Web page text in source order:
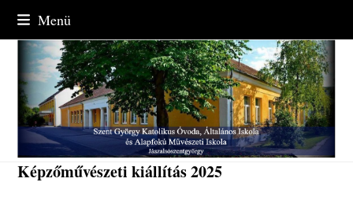
content
Menü
Képzőművészeti kiállítás 2025